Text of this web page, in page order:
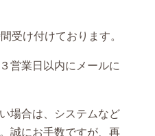
受け付けております。
営業日以内にメールに
場合は、システムなど
誠にお手数ですが、再